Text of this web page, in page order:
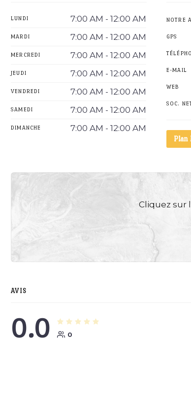
LUNDI 7:00 AM - 12:00 AM
MARDI 7:00 AM - 12:00 AM
MERCREDI 7:00 AM - 12:00 AM
JEUDI 7:00 AM - 12:00 AM
VENDREDI 7:00 AM - 12:00 AM
SAMEDI 7:00 AM - 12:00 AM
DIMANCHE 7:00 AM - 12:00 AM
NOTRE
GPS
E-MAIL
WEB
SOC.
Plan
Cliquez sur
AVIS
0.0 0